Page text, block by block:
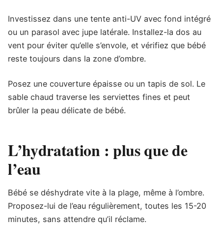
Investissez dans une tente anti-UV avec fond intégré
ou un parasol avec jupe latérale. Installez-la dos au
vent pour éviter qu’elle s’envole, et vérifiez que bébé
reste toujours dans la zone d’ombre.
Posez une couverture épaisse ou un tapis de sol. Le
sable chaud traverse les serviettes fines et peut
brûler la peau délicate de bébé.
L’hydratation : plus que de
l’eau
Bébé se déshydrate vite à la plage, même à l’ombre.
Proposez-lui de l’eau régulièrement, toutes les 15-20
minutes, sans attendre qu’il réclame.